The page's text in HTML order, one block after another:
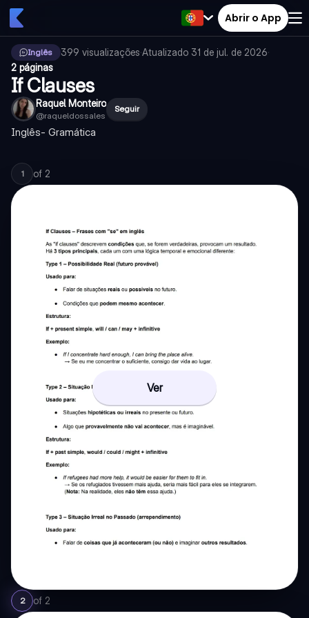
Abrir o App
Inglês 399 visualizações·Atualizado 31 de jul. de 2026·
2 páginas
If Clauses
Raquel Monteiro
@raqueldossales
Seguir
Inglês- Gramática
1 of 2
Ver
2 of 2